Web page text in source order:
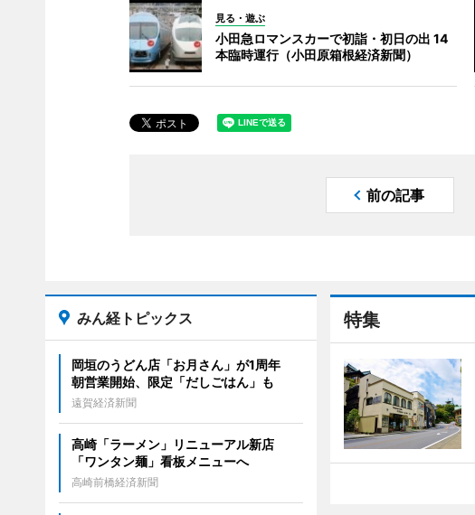
見る・遊ぶ
小田急ロマンスカーで初詣・初日の出 14
本臨時運行（小田原箱根経済新聞）
前の記事
特集
みん経トピックス
岡垣のうどん店「お月さん」が1周年
朝営業開始、限定「だしごはん」も
遠賀経済新聞
高崎「ラーメン」リニューアル新店
「ワンタン麺」看板メニューへ
高崎前橋経済新聞